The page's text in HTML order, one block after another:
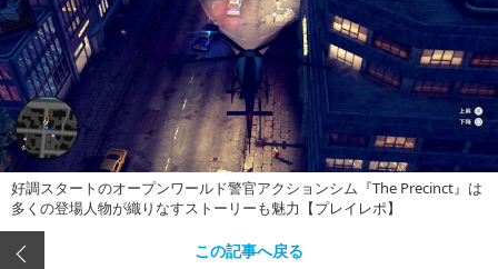
好調スタートのオープンワールド警官アクションシム『The Precinct』は
多くの登場人物が織りなすストーリーも魅力【プレイレポ】
この記事へ戻る